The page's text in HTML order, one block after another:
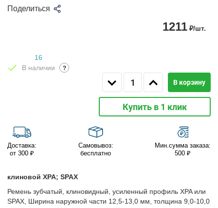
Поделиться
1211 ₽/шт.
16
В наличии
?
В корзину
Купить в 1 клик
Доставка:
от 300 ₽
Самовывоз:
бесплатно
Мин.сумма заказа:
500 ₽
клиновой XPA; SPAX
Ремень зубчатый, клиновидный, усиленный профиль XPA или
SPAX, Ширина наружной части 12,5-13,0 мм, толщина 9,0-10,0